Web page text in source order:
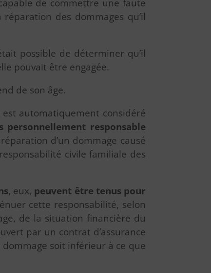
de commettre une faute
des dommages qu’il
possible de déterminer qu’il
pouvait être engagée.
de son âge.
est automatiquement considéré
personnellement responsable
d’un dommage causé
civile familiale des
, eux, peuvent être tenus pour
cette responsabilité, selon
de la situation financière du
par un contrat d’assurance
soit inférieur à ce que